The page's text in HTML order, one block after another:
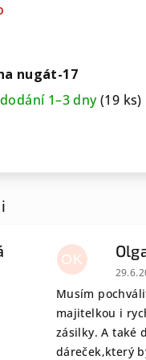
nugát-17
1–3 dny(19 ks)
5 z 5 hvězdiček.
OK
Musím
majitelkou i
zásilky. A také
dáreček,který